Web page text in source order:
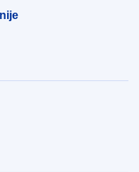
01aa75ed71a1